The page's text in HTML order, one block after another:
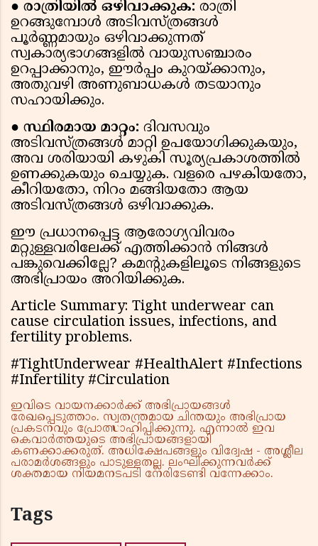
● രാത്രിയിൽ ഒഴിവാക്കുക: രാത്രി
ഉറങ്ങുമ്പോൾ അടിവസ്ത്രങ്ങൾ
പൂർണ്ണമായും ഒഴിവാക്കുന്നത്
സ്വകാര്യഭാഗങ്ങളിൽ വായുസഞ്ചാരം
ഉറപ്പാക്കാനും, ഈർപ്പം കുറയ്ക്കാനും,
അതുവഴി അണുബാധകൾ തടയാനും
സഹായിക്കും.
● സ്ഥിരമായ മാറ്റം: ദിവസവും
അടിവസ്ത്രങ്ങൾ മാറ്റി ഉപയോഗിക്കുകയും,
അവ ശരിയായി കഴുകി സൂര്യപ്രകാശത്തിൽ
ഉണക്കുകയും ചെയ്യുക. വളരെ പഴകിയതോ,
കീറിയതോ, നിറം മങ്ങിയതോ ആയ
അടിവസ്ത്രങ്ങൾ ഒഴിവാക്കുക.
ഈ പ്രധാനപ്പെട്ട ആരോഗ്യവിവരം
മറ്റുള്ളവരിലേക്ക് എത്തിക്കാൻ നിങ്ങൾ
പങ്കുവെക്കില്ലേ? കമൻ്റുകളിലൂടെ നിങ്ങളുടെ
അഭിപ്രായം അറിയിക്കുക.
Article Summary: Tight underwear can
cause circulation issues, infections, and
fertility problems.
#TightUnderwear #HealthAlert #Infections
#Infertility #Circulation
ഇവിടെ വായനക്കാർക്ക് അഭിപ്രായങ്ങൾ
രേഖപ്പെടുത്താം. സ്വതന്ത്രമായ ചിന്തയും അഭിപ്രായ
പ്രകടനവും പ്രോത്സാഹിപ്പിക്കുന്നു. എന്നാൽ ഇവ
കെവാർത്തയുടെ അഭിപ്രായങ്ങളായി
കണക്കാക്കരുത്. അധിക്ഷേപങ്ങളും വിദ്വേഷ - അശ്ലീല
പരാമർശങ്ങളും പാടുള്ളതല്ല. ലംഘിക്കുന്നവർക്ക്
ശക്തമായ നിയമനടപടി നേരിടേണ്ടി വന്നേക്കാം.
Tags